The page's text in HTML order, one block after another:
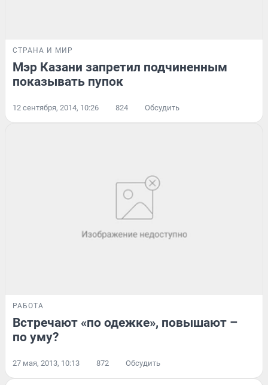
СТРАНА И МИР
Мэр Казани запретил подчиненным
показывать пупок
12 сентября, 2014, 10:26 824 Обсудить
РАБОТА
Встречают «по одежке», повышают –
по уму?
27 мая, 2013, 10:13 872 Обсудить